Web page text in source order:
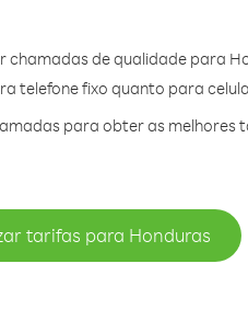
chamadas de qualidade para
telefone fixo quanto para
para obter as melhores
tarifas para Honduras